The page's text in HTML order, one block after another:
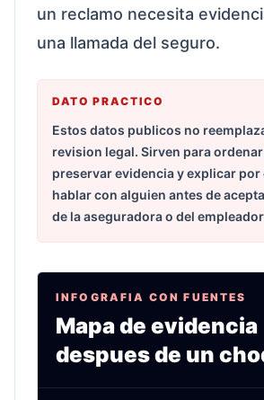
un reclamo necesita
una llamada del seguro.
DATO PRACTICO
Estos datos publicos no
revision legal. Sirven para
preservar evidencia y explicar por
hablar con alguien antes de
de la aseguradora o del
INFOGRAFIA CON FUENTES
Mapa de evidencia
despues de un